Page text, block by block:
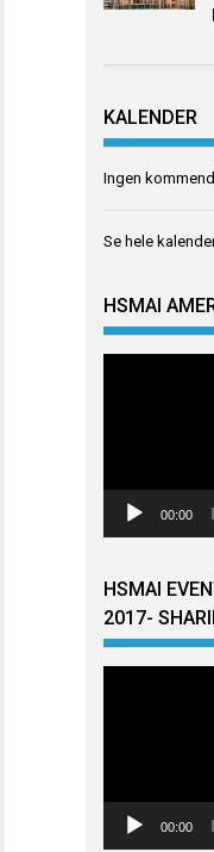
KALENDER
Ingen
Se hele
HSMAI
00:00
HSMAI
2017-
00:00